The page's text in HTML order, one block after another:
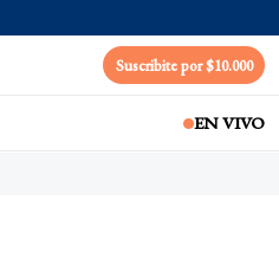
Suscribite por $10.000
EN VIVO